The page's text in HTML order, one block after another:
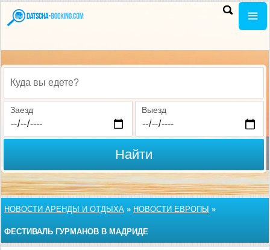
Куда вы едете?
Заезд Выезд
Найти
НОВОСТИ АРЕНДЫ И ОТДЫХА » НОВОСТИ ЕВРОПЫ »
ФЕСТИВАЛЬ ГУРМАНОВ В МАДРИДЕ